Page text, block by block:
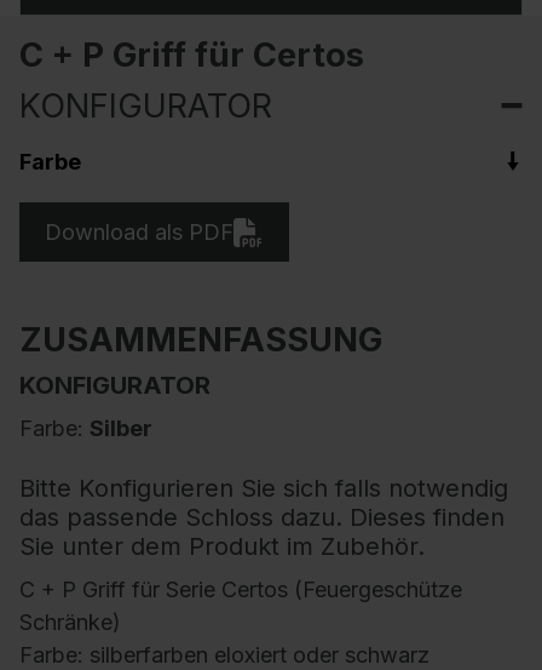
C + P Griff für Certos
KONFIGURATOR
Farbe
Download als PDF
ZUSAMMENFASSUNG
KONFIGURATOR
Farbe: Silber
Bitte Konfigurieren Sie sich falls notwendig
das passende Schloss dazu. Dieses finden
Sie unter dem Produkt im Zubehör.
C + P Griff für Serie Certos (Feuergeschütze
Schränke)
Farbe: silberfarben eloxiert oder schwarz